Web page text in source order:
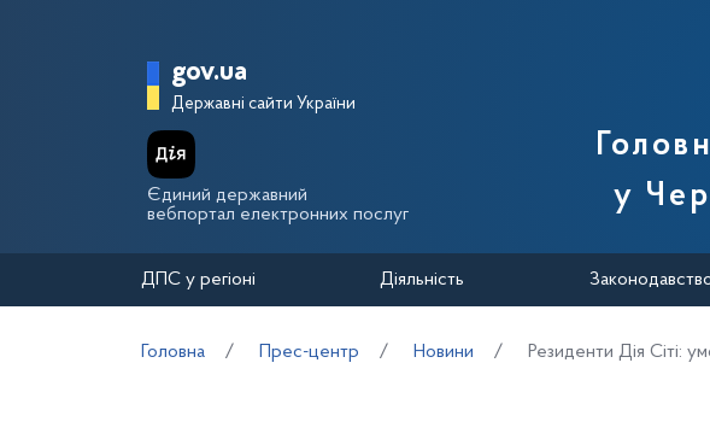
Головна сторінка Державної
gov.ua
Державні сайти України
Єдиний державний
вебпортал електронних послуг
у
ДПС у регіоні Діяльність
Головна Прес-центр Новини Резиденти Дія Сіті: